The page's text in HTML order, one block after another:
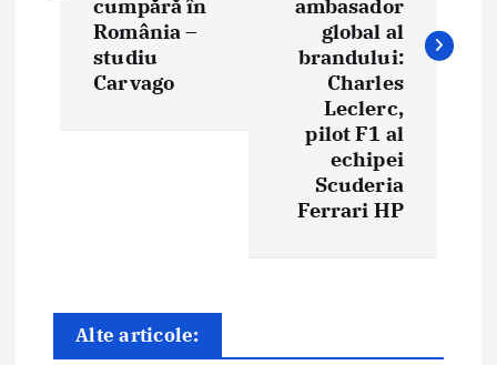
cumpără în
România –
studiu
Carvago
ambasador
global al
brandului:
Charles
Leclerc,
pilot F1 al
echipei
Scuderia
Ferrari HP
Alte articole: